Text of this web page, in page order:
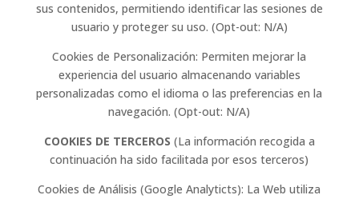
sus contenidos, permitiendo identificar las sesiones de
usuario y proteger su uso. (Opt-out: N/A)
Cookies de Personalización: Permiten mejorar la
experiencia del usuario almacenando variables
personalizadas como el idioma o las preferencias en la
navegación. (Opt-out: N/A)
COOKIES DE TERCEROS (La información recogida a
continuación ha sido facilitada por esos terceros)
Cookies de Análisis (Google Analyticts): La Web utiliza